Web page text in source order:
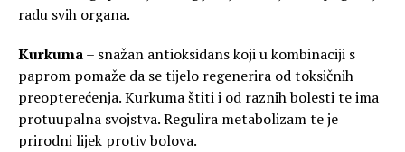
radu svih organa.
Kurkuma– snažan antioksidans koji u kombinaciji s
paprom pomaže da se tijelo regenerira od toksičnih
preopterećenja. Kurkuma štiti i od raznih bolesti te ima
protuupalna svojstva. Regulira metabolizam te je
prirodni lijek protiv bolova.